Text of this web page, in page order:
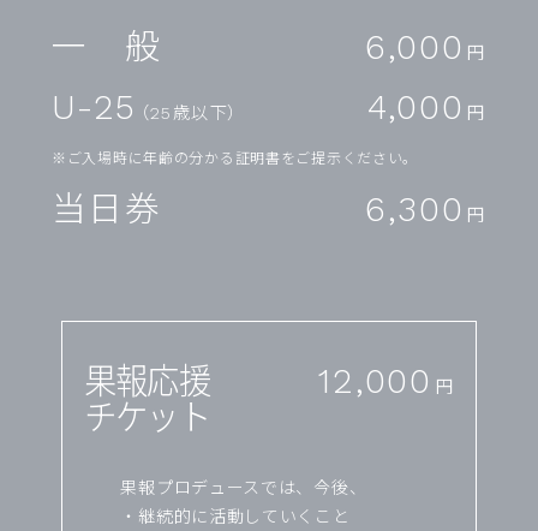
一 般 6,000 円
U-25 （25歳以下） 4,000 円
※ご入場時に年齢の分かる証明書をご提示ください。
当日券 6,300 円
果報応援
チケット
12,000 円
果報プロデュースでは、今後、
・継続的に活動していくこと